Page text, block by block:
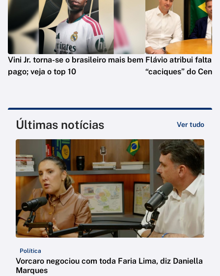
Vini Jr. torna-se o brasileiro mais bem
pago; veja o top 10
Flávio atribui falta
“caciques” do
Últimas notícias Ver tudo
Política
Vorcaro negociou com toda Faria Lima, diz Daniella
Marques